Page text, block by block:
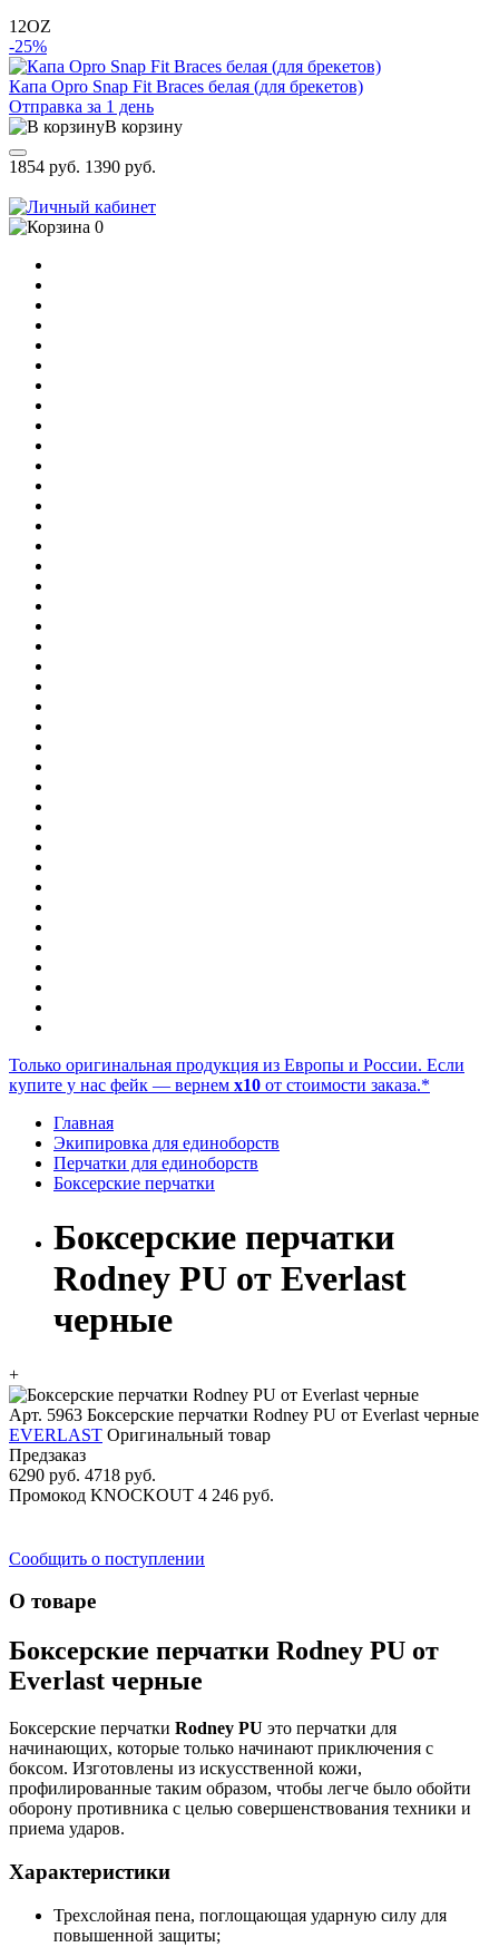
12OZ
-25%
Капа Opro Snap Fit Braces белая (для брекетов)
Отправка за 1 день
В корзину
1854 руб. 1390 руб.
0
Только оригинальная продукция из Европы и России. Если
купите у нас фейк — вернем x10 от стоимости заказа.*
Главная
Экипировка для единоборств
Перчатки для единоборств
Боксерские перчатки
Боксерские перчатки
Rodney PU от Everlast
черные
+
Арт. 5963 Боксерские перчатки Rodney PU от Everlast черные
EVERLAST Оригинальный товар
Предзаказ
6290 руб. 4718 руб.
Промокод KNOCKOUT 4 246 руб.
Сообщить о поступлении
О товаре
Боксерские перчатки Rodney PU от
Everlast черные
Боксерские перчатки Rodney PU это перчатки для
начинающих, которые только начинают приключения с
боксом. Изготовлены из искусственной кожи,
профилированные таким образом, чтобы легче было обойти
оборону противника с целью совершенствования техники и
приема ударов.
Характеристики
Трехслойная пена, поглощающая ударную силу для
повышенной защиты;